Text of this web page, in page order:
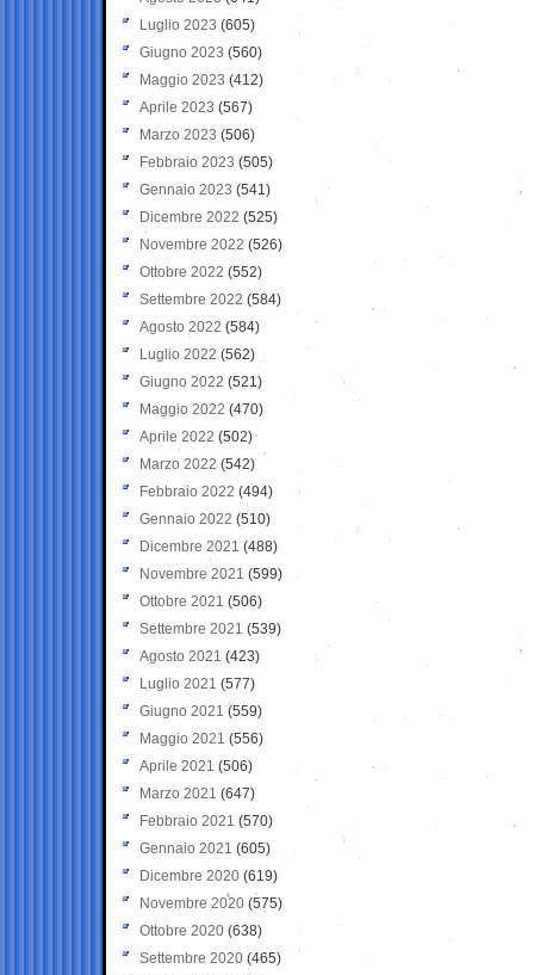
Luglio 2023 (605)
Giugno 2023 (560)
Maggio 2023 (412)
Aprile 2023 (567)
Marzo 2023 (506)
Febbraio 2023 (505)
Gennaio 2023 (541)
Dicembre 2022 (525)
Novembre 2022 (526)
Ottobre 2022 (552)
Settembre 2022 (584)
Agosto 2022 (584)
Luglio 2022 (562)
Giugno 2022 (521)
Maggio 2022 (470)
Aprile 2022 (502)
Marzo 2022 (542)
Febbraio 2022 (494)
Gennaio 2022 (510)
Dicembre 2021 (488)
Novembre 2021 (599)
Ottobre 2021 (506)
Settembre 2021 (539)
Agosto 2021 (423)
Luglio 2021 (577)
Giugno 2021(559)
Maggio 2021 (556)
Aprile 2021 (506)
Marzo 2021 (647)
Febbraio 2021 (570)
Gennaio 2021 (605)
Dicembre 2020 (619)
Novembre 2020 (575)
Ottobre 2020 (638)
Settembre 2020(465)